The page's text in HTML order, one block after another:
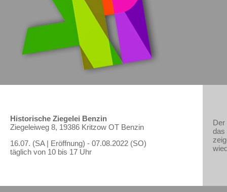
Historische Ziegelei Benzin
Ziegeleiweg 8, 19386 Kritzow OT Benzin
16.07. (SA | Eröffnung) - 07.08.2022 (SO)
täglich von 10 bis 17 Uhr
Der
das